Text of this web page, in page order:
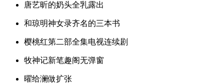
唐艺昕的奶头全乳露出
和琼明神女录齐名的三本书
樱桃红第二部全集电视连续剧
牧神记新笔趣阁无弹窗
曜给澜做扩张